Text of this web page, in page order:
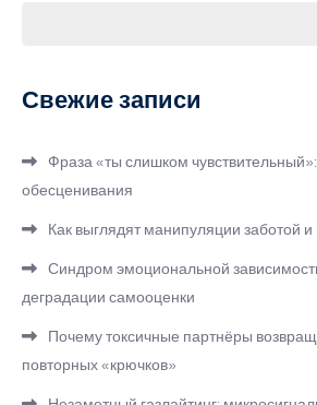
Свежие записи
Фраза «ты слишком
обесценивания
Как выглядят манипуляции заботой
Синдром эмоциональной
деградации самооценки
Почему токсичные партнёры
повторных «крючков»